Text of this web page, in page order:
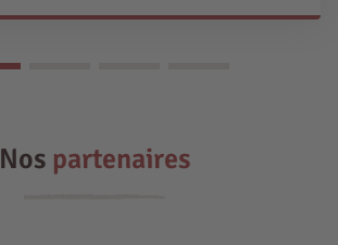
Nos partenaires